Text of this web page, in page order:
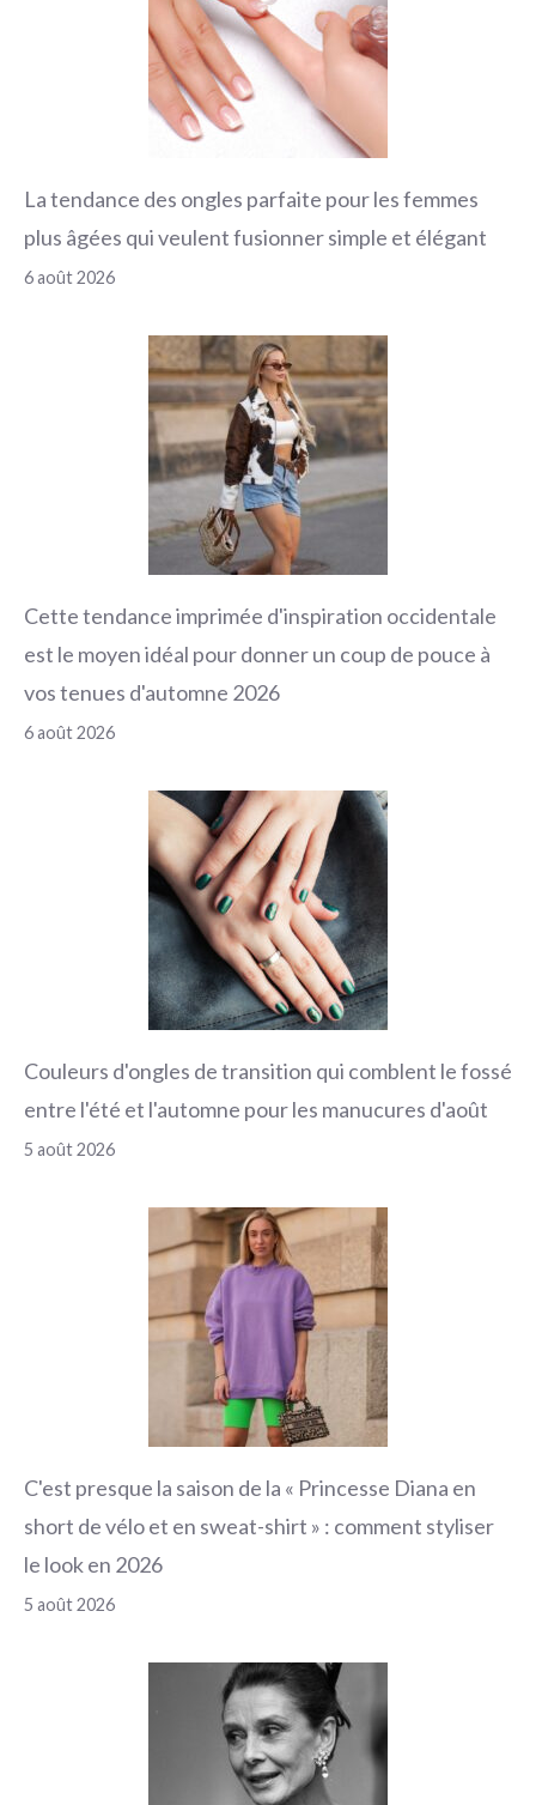
La tendance des ongles parfaite pour les femmes
plus âgées qui veulent fusionner simple et élégant
6 août 2026
Cette tendance imprimée d'inspiration occidentale
est le moyen idéal pour donner un coup de pouce à
vos tenues d'automne 2026
6 août 2026
Couleurs d'ongles de transition qui comblent le fossé
entre l'été et l'automne pour les manucures d'août
5 août 2026
C'est presque la saison de la « Princesse Diana en
short de vélo et en sweat-shirt » : comment styliser
le look en 2026
5 août 2026